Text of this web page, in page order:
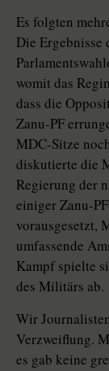
Es folgten
Die
womit das
dass die
Zanu-PF
MDC-Sitze
diskutierte die
Regierung der
einiger Zanu-
vorausgesetzt,
umfassende
Kampf spielte
des Militärs ab.
Wir
Verzweiflung.
es gab keine